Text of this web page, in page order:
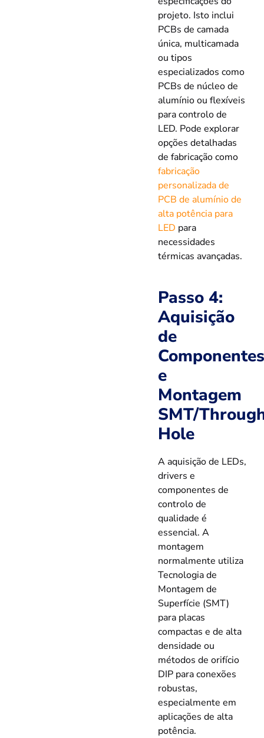
projeto. Isto inclui
PCBs de camada
única, multicamada
ou tipos
especializados como
PCBs de núcleo de
alumínio ou flexíveis
para controlo de
LED. Pode explorar
opções detalhadas
de fabricação como
fabricação
personalizada de
PCB de alumínio de
alta potência para
LED para
necessidades
térmicas avançadas.
Passo 4:
Aquisição
de
Componentes
e
Montagem
SMT/
Hole
A aquisição de LEDs,
drivers e
componentes de
controlo de
qualidade é
essencial. A
montagem
normalmente utiliza
Tecnologia de
Montagem de
Superfície (SMT)
para placas
compactas e de alta
densidade ou
métodos de orifício
DIP para conexões
robustas,
especialmente em
aplicações de alta
potência.